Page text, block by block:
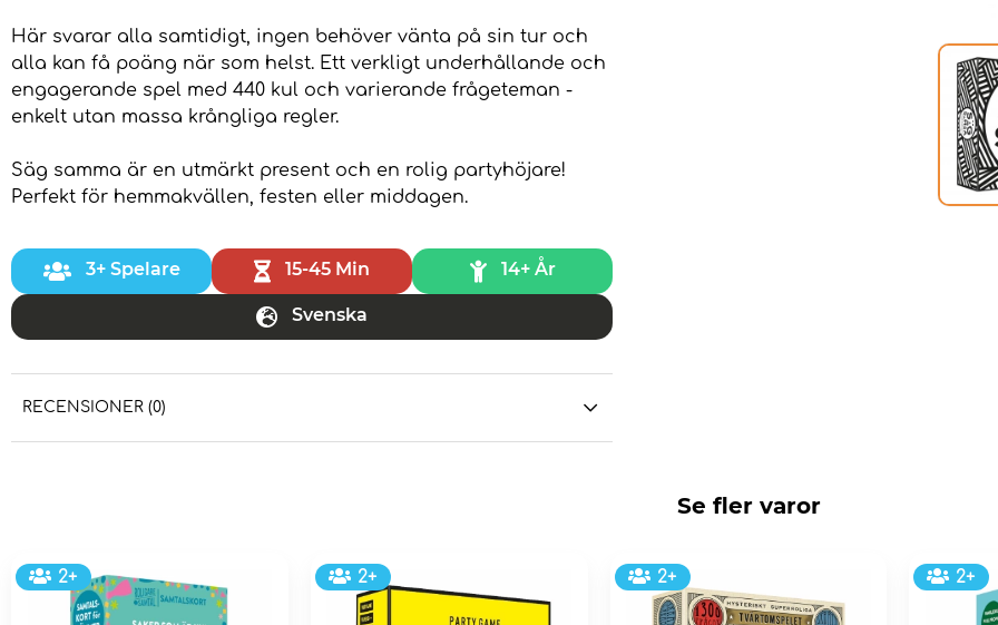
Här svarar alla samtidigt, ingen behöver vänta på sin tur och
alla kan få poäng när som helst. Ett verkligt underhållande och
engagerande spel med 440 kul och varierande frågeteman -
enkelt utan massa krångliga regler.
Säg samma är en utmärkt present och en rolig partyhöjare!
Perfekt för hemmakvällen, festen eller middagen.
3+ Spelare 15-45 Min 14+ År
Svenska
RECENSIONER (0)
Se fler varor
2+ 2+ 2+ 2+